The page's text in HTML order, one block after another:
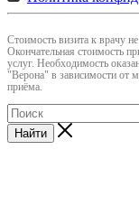
Cтоимость визита к врачу
Окончательная стоимость
услуг. Необходимость
"Верона" в зависимости от
приёма.
Найти